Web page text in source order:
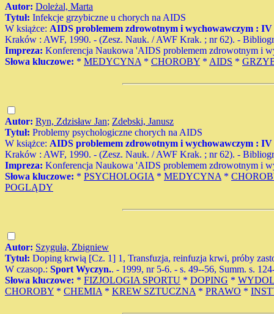
Autor: Doleżal, Marta
Tytuł: Infekcje grzybiczne u chorych na AIDS
W książce: AIDS problemem zdrowotnym i wychowawczym :
Kraków : AWF, 1990. - (Zesz. Nauk. / AWF Krak. ; nr 62). -
Impreza: Konferencja Naukowa 'AIDS problemem zdrowotnym i
Słowa kluczowe: * MEDYCYNA * CHOROBY * AIDS *
Autor: Ryn, Zdzisław Jan; Zdebski, Janusz
Tytuł: Problemy psychologiczne chorych na AIDS
W książce: AIDS problemem zdrowotnym i wychowawczym :
Kraków : AWF, 1990. - (Zesz. Nauk. / AWF Krak. ; nr 62). -
Impreza: Konferencja Naukowa 'AIDS problemem zdrowotnym i
Słowa kluczowe: * PSYCHOLOGIA * MEDYCYNA *
POGLĄDY
Autor: Szyguła, Zbigniew
Tytuł: Doping krwią [Cz. 1] 1, Transfuzja, reinfuzja krwi, próby
W czasop.: Sport Wyczyn.. - 1999, nr 5-6. - s. 49--56, Summ. s.
Słowa kluczowe: * FIZJOLOGIA SPORTU * DOPING *
CHOROBY * CHEMIA * KREW SZTUCZNA * PRAWO *